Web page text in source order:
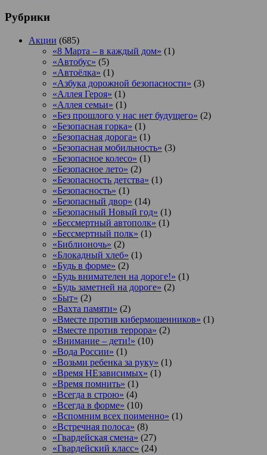
Рубрики
Акции (685)
«8 Марта – в каждый дом» (1)
«Автобус» (5)
«Автоёлка» (1)
«Азбука дорожной безопасности» (3)
«Аллея Героя» (1)
«Аллея семьи» (1)
«Без прошлого у нас нет будущего» (2)
«Безопасная горка» (1)
«Безопасная дорога» (1)
«Безопасная мобильность» (3)
«Безопасное колесо» (1)
«Безопасное лето» (2)
«Безопасность детства» (1)
«Безопасность» (1)
«Безопасный двор» (14)
«Безопасный Новый год» (1)
«Бессмертный автополк» (1)
«Бессмертный полк» (1)
«Библионочь» (2)
«Блокадный хлеб» (1)
«Будь в форме» (2)
«Будь внимателен на дороге!» (1)
«Будь заметней на дороге» (2)
«Быт» (2)
«Вахта памяти» (2)
«Вместе против кибермошенников» (1)
«Вместе против террора» (2)
«Внимание – дети!» (10)
«Вода России» (1)
«Возьми ребенка за руку» (1)
«Время НЕзависимых» (1)
«Время помнить» (1)
«Всегда в строю» (4)
«Всегда в форме» (10)
«Вспомним всех поименно» (1)
«Встречная полоса» (8)
«Гвардейская смена» (27)
«Гвардейский класс» (24)